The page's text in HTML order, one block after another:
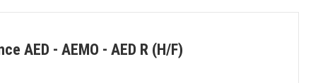
AED - AEMO - AED R (H/F)